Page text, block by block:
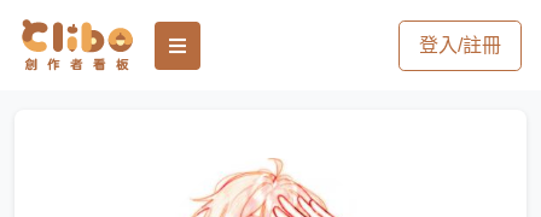
登入/註冊